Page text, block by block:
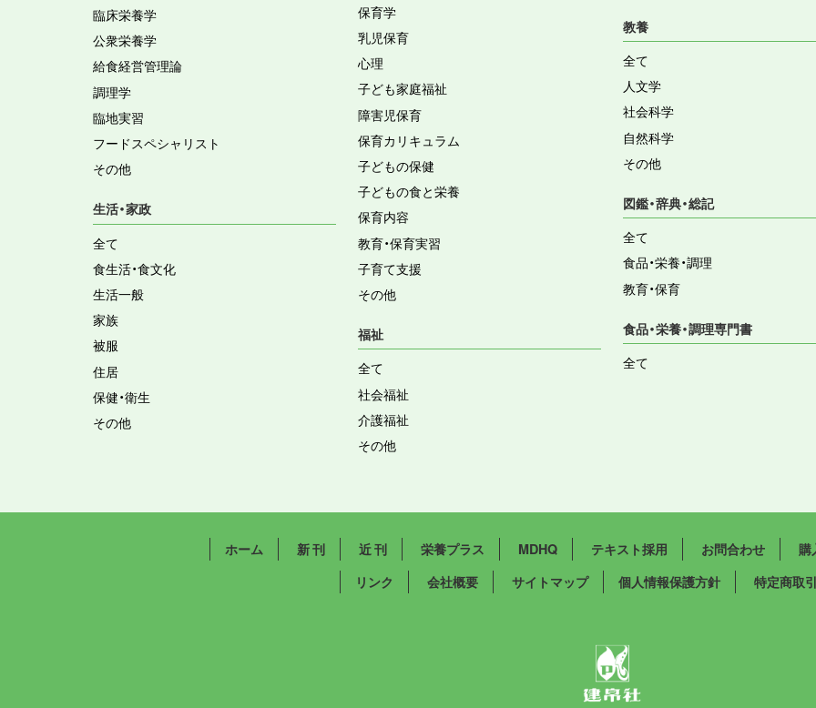
臨床栄養学
公衆栄養学
給食経営管理論
調理学
臨地実習
フードスペシャリスト
その他
生活・家政
全て
食生活・食文化
生活一般
家族
被服
住居
保健・衛生
その他
保育学
乳児保育
心理
子ども家庭福祉
障害児保育
保育カリキュラム
子どもの保健
子どもの食と栄養
保育内容
教育・保育実習
子育て支援
その他
福祉
全て
社会福祉
介護福祉
その他
教養
全て
人文学
社会科学
自然科学
その他
図鑑・辞典・総記
全て
食品・栄養・調理
教育・保育
食品・栄養・調理専門書
全て
ホーム 新 刊 近 刊 栄養プラス MDHQ テキスト採用 お問合わせ 購
リンク
会社概要 サイトマップ 個人情報保護方針 特定商取